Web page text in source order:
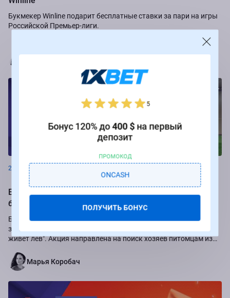
Букмекер Winline подарит бесплатные ставки за пари на игры
Российской Премьер-лиги.
23.08.2024
БК Леон и ФК "Енисей" подвели итоги
благотворительной акции
Букмекерская компания "Леон" и футбольный клуб "Енисей"
завершили благотворительный проект "В каждой кошке
живет лев". Акция направлена на поиск хозяев питомцам из
Марья Коробач
5
Бонус 120% до400 $на первый
депозит
ПРОМОКОД
ONCASH
ПОЛУЧИТЬ БОНУС